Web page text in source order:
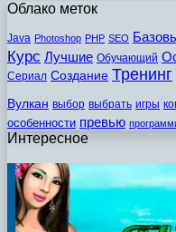
Облако меток
Java Photoshop PHP SEO
Курс Лучшие Обучающий
Сериал Создание Тренинг
Вулкан выбор выбрать игры
особенности превью
Интересное